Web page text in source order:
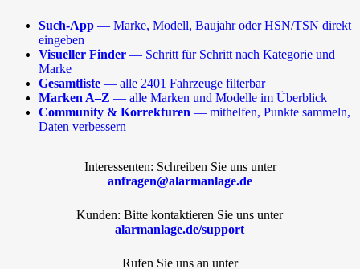
Such-App — Marke, Modell, Baujahr oder HSN/TSN direkt
eingeben
Visueller Finder — Schritt für Schritt nach Kategorie und
Marke
Gesamtliste — alle 2401 Fahrzeuge filterbar
Marken A–Z — alle Marken und Modelle im Überblick
Community & Korrekturen — mithelfen, Punkte sammeln,
Daten verbessern
Interessenten: Schreiben Sie uns unter
anfragen@alarmanlage.de
Kunden: Bitte kontaktieren Sie uns unter
alarmanlage.de/support
Rufen Sie uns an unter